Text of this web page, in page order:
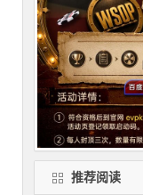
推荐阅读